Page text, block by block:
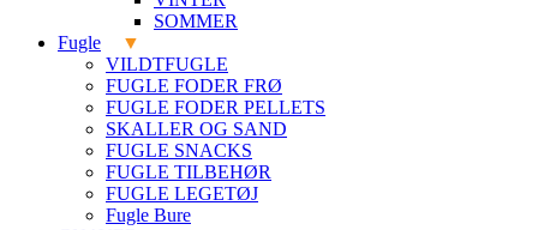
SOMMER
Fugle
VILDTFUGLE
FUGLE FODER FRØ
FUGLE FODER PELLETS
SKALLER OG SAND
FUGLE SNACKS
FUGLE TILBEHØR
FUGLE LEGETØJ
Fugle Bure